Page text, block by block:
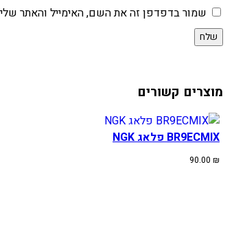
שמור בדפדפן זה את השם, האימייל והאתר
מוצרים קשורים
BR9ECMIX פלאג NGK
90.00 ₪